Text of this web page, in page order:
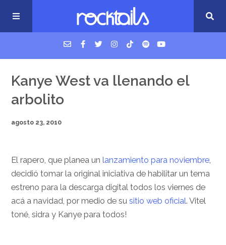
USM Podcast
Cigarrillos en la cama
Kanye West va llenando el
arbolito
agosto 23, 2010
El rapero, que planea unlanzamiento para noviembre,
decidió tomar la original iniciativa de habilitar un tema
estreno para la descarga digital todos los viernes de
acá a navidad, por medio de susitio web oficial. Vitel
toné, sidra y Kanye para todos!